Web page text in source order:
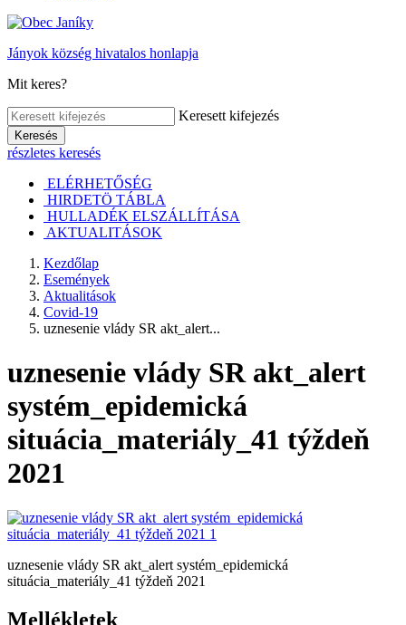
Jányok község hivatalos honlapja
Mit keres?
Keresett kifejezés
Keresés
részletes keresés
ELÉRHETŐSÉG
HIRDETÖ TÁBLA
HULLADÉK ELSZÁLLÍTÁSA
AKTUALITÁSOK
Kezdőlap
Események
Aktualitások
Covid-19
uznesenie vlády SR akt_alert...
uznesenie vlády SR akt_alert
systém_epidemická
situácia_materiály_41 týždeň
2021
uznesenie vlády SR akt_alert systém_epidemická
situácia_materiály_41 týždeň 2021
Mellékletek